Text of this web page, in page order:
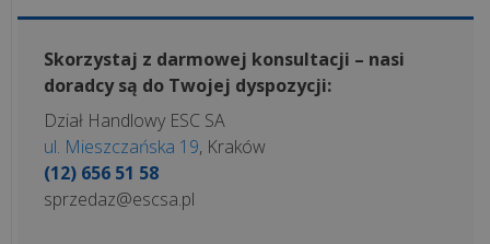
które
oszczędza
czas.
Zobacz,
Skorzystaj z darmowej konsultacji – nasi
doradcy są do Twojej dyspozycji:
Dział Handlowy ESC SA
ul. Mieszczańska 19, Kraków
(12) 656 51 58
sprzedaz@escsa.pl